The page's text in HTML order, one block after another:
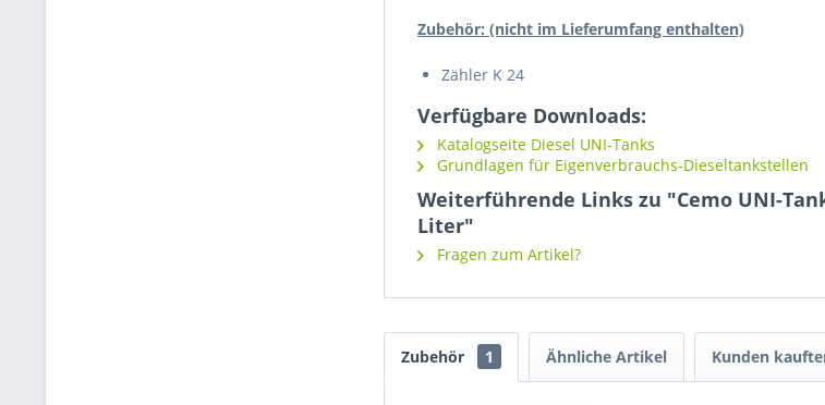
Zubehör: (nicht im Lieferumfang enthalten)
Zähler K 24
Verfügbare Downloads:
Katalogseite Diesel UNI-Tanks
Grundlagen für Eigenverbrauchs-Dieseltankstellen
Weiterführende Links zu "Cemo UNI-
Liter"
Fragen zum Artikel?
Zubehör 1 Ähnliche Artikel Kunden